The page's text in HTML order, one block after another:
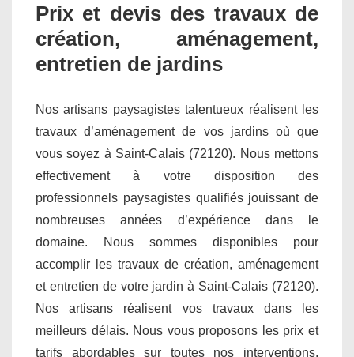
Prix et devis des travaux de
création, aménagement,
entretien de jardins
Nos artisans paysagistes talentueux réalisent les
travaux d’aménagement de vos jardins où que
vous soyez à Saint-Calais (72120). Nous mettons
effectivement à votre disposition des
professionnels paysagistes qualifiés jouissant de
nombreuses années d’expérience dans le
domaine. Nous sommes disponibles pour
accomplir les travaux de création, aménagement
et entretien de votre jardin à Saint-Calais (72120).
Nos artisans réalisent vos travaux dans les
meilleurs délais. Nous vous proposons les prix et
tarifs abordables sur toutes nos interventions.